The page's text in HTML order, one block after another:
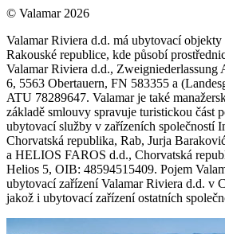
© Valamar 2026
Valamar Riviera d.d. má ubytovací
Rakouské republice, kde působí
Valamar Riviera d.d., Zweigniederlassung
6, 5563 Obertauern, FN 583355 a
ATU 78289647. Valamar je také
základě smlouvy spravuje turistickou část
ubytovací služby v zařízeních společností
Chorvatská republika, Rab, Jurja
a HELIOS FAROS d.d., Chorvatská
Helios 5, OIB: 48594515409. Pojem
ubytovací zařízení Valamar Riviera d.d. v
jakož i ubytovací zařízení ostatních